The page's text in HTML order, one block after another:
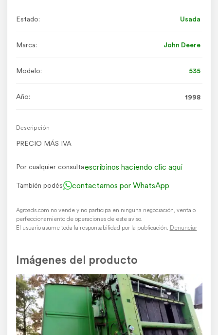
Estado: Usada
Marca: John Deere
Modelo: 535
Año: 1998
Descripción
PRECIO MÁS IVA
Por cualquier consultaescribinos haciendo clic aquí
También podés contactarnos por WhatsApp
Agroads.com no vende y no participa en ninguna negociación, venta o
perfeccionamiento de operaciones de este aviso.
El usuario asume toda la responsabilidad por la publicación. Denunciar
Imágenes del producto